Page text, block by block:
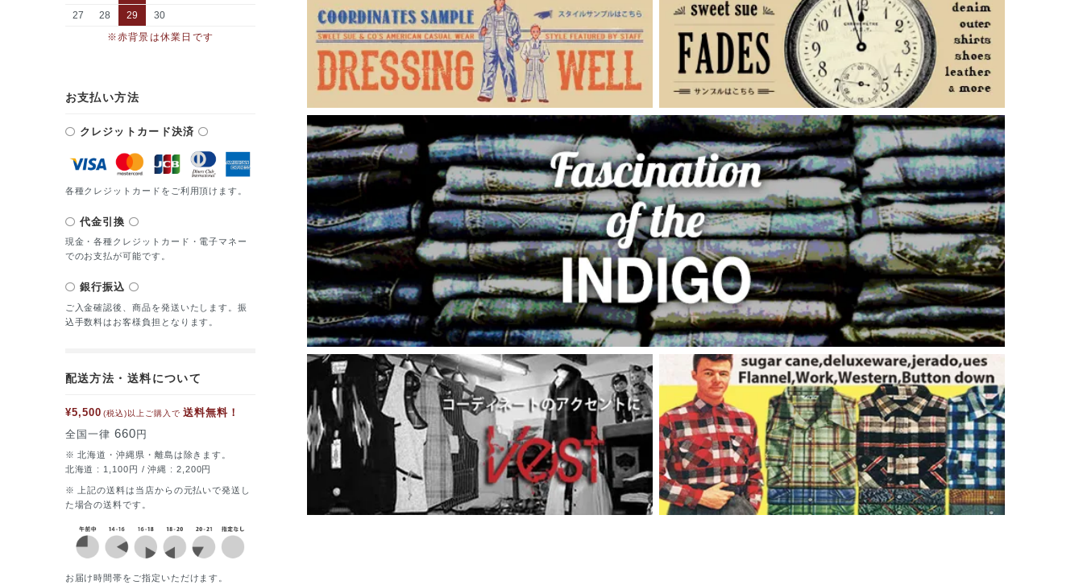
27
28 29
30
※赤背景は休業日です
お支払い方法
クレジットカード決済
各種クレジットカードをご利用頂けます。
代金引換
現金・各種クレジットカード・電子マネー
でのお支払が可能です。
銀行振込
ご入金確認後、商品を発送いたします。振
込手数料はお客様負担となります。
配送方法・送料について
¥5,500 (税込)以上ご購入で 送料無料！
全国一律 660 円
※ 北海道・沖縄県・離島は除きます。
北海道 : 1,100円 / 沖縄 : 2,200円
※ 上記の送料は当店からの元払いで発送し
た場合の送料です。
お届け時間帯をご指定いただけます。